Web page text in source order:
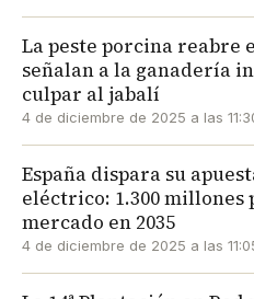
La peste porcina reabre
señalan a la ganadería
culpar al jabalí
4 de diciembre de 2025 a las
España dispara su
eléctrico: 1.300
mercado en 2035
4 de diciembre de 2025 a las